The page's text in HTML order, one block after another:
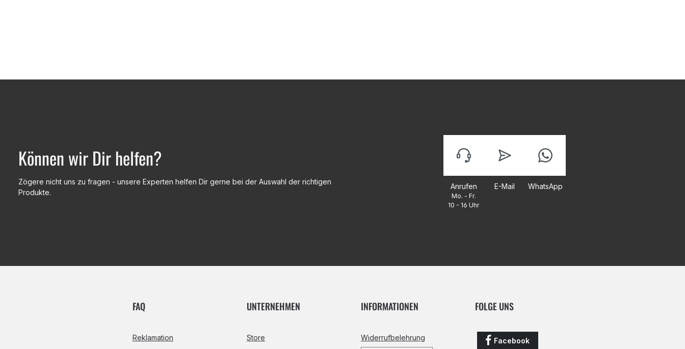
Können wir Dir helfen?
Zögere nicht uns zu fragen - unsere Experten helfen Dir gerne bei der Auswahl der richtigen
Produkte.
Anrufen
Mo. - Fr.
10 - 16 Uhr
E-Mail WhatsApp
FAQ
Reklamation
UNTERNEHMEN
Store
INFORMATIONEN
Widerrufbelehrung
FOLGE UNS
Facebook